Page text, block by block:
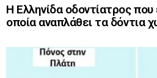
Η Ελληνίδα οδοντίατρος
οποία αναπλάθει τα δόντια